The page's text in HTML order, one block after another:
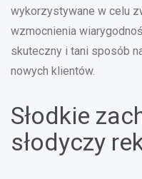
wykorzystywane w celu
wzmocnienia
skuteczny i tani sposób
nowych klientów.
Słodkie
słodyczy